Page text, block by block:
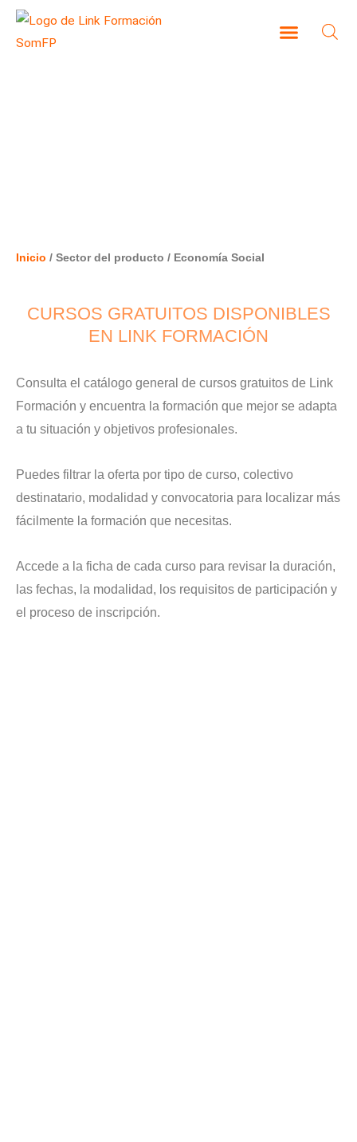
Inicio / Sector del producto / Economía Social
CURSOS GRATUITOS DISPONIBLES
EN LINK FORMACIÓN
Consulta el catálogo general de cursos gratuitos de Link
Formación y encuentra la formación que mejor se adapta
a tu situación y objetivos profesionales.
Puedes filtrar la oferta por tipo de curso, colectivo
destinatario, modalidad y convocatoria para localizar más
fácilmente la formación que necesitas.
Accede a la ficha de cada curso para revisar la duración,
las fechas, la modalidad, los requisitos de participación y
el proceso de inscripción.